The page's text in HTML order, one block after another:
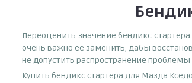
Переоценить значение бендикс
очень важно ее заменить, дабы
не допустить распространение
Купить бендикс стартера для Мазда